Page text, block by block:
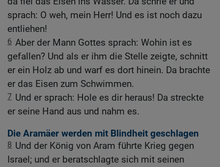
sprach: O weh, mein Herr! Und es ist noch dazu
entliehen!
6 Aber der Mann Gottes sprach: Wohin ist es
gefallen? Und als er ihm die Stelle zeigte, schnitt
er ein Holz ab und warf es dort hinein. Da brachte
er das Eisen zum Schwimmen.
7 Und er sprach: Hole es dir heraus! Da streckte
er seine Hand aus und nahm es.
Die Aramäer werden mit Blindheit geschlagen
8 Und der König von Aram führte Krieg gegen
Israel; und er beratschlagte sich mit seinen